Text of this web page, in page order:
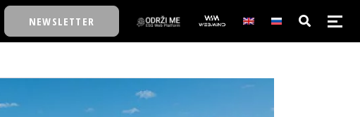
NEWSLETTER
30
OFFICE/SCHOOL